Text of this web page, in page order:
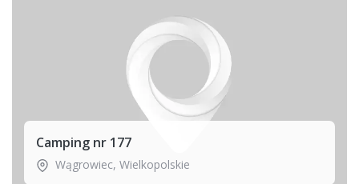
Camping nr 177
Wągrowiec, Wielkopolskie